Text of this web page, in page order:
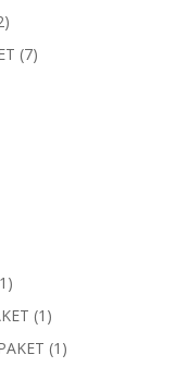
2
Produkte
77
1
Produkt
1 1
Produkt
1 1